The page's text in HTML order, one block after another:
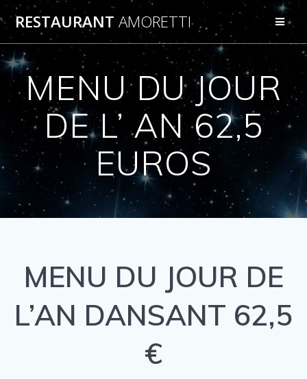
Passer
au
contenu
RESTAURANT AMORETTI
MENU DU JOUR
DE L’ AN 62,5
EUROS
MENU DU JOUR DE
L’AN DANSANT 62,5
€